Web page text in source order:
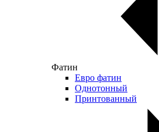
Фатин
Евро фатин
Однотонный
Принтованный